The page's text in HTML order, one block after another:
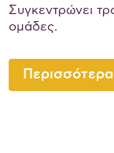
Συγκεντρώνει
ομάδες.
Περισσότερα